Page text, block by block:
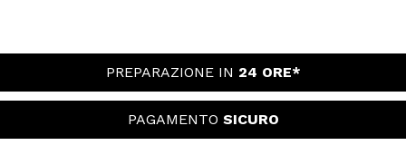
PREPARAZIONE IN 24 ORE*
PAGAMENTO SICURO